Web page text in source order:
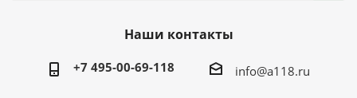
Наши контакты
+7 495-00-69-118 info@a118.ru